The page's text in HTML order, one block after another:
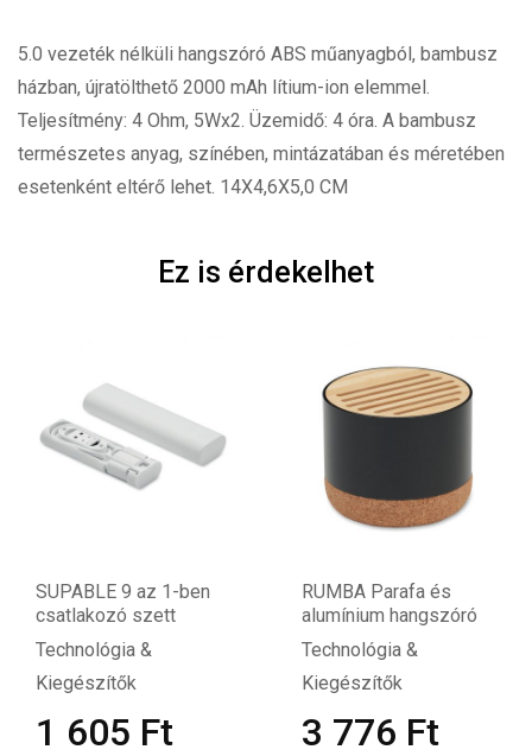
5.0 vezeték nélküli hangszóró ABS műanyagból, bambusz
házban, újratölthető 2000 mAh lítium-ion elemmel.
Teljesítmény: 4 Ohm, 5Wx2. Üzemidő: 4 óra. A bambusz
természetes anyag, színében, mintázatában és méretében
esetenként eltérő lehet. 14X4,6X5,0 CM
Ez is érdekelhet
SUPABLE 9 az 1-ben
csatlakozó szett
Technológia &
Kiegészítők
1 605 Ft
RUMBA Parafa és
alumínium hangszóró
Technológia &
Kiegészítők
3 776 Ft